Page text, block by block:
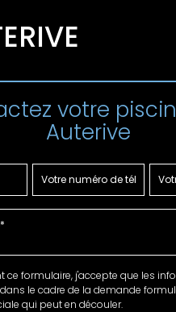
votre
Auterive
formulaire, j'accepte que les
le cadre de la demande
qui peut en découler.